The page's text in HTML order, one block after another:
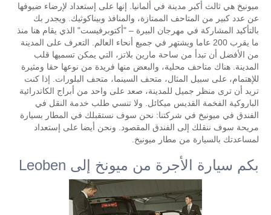
ميونيخ هي ثالث أكبر مدينة في ألمانيا. إنها على إستعداد لإرضاء ضيوفها
عن عدد كبير من المتاحف الممتازة، والمنافذ وبيناكوثيك. ويجدر بك
بالتأكيد المشاركة في مهرجان البيرة – "أكتوبرفيست" الذي يقام هنا منذ
ما يقرب 200 عاما ويشتهر في جميع أنحاء العالم. التعرف على المدينة
من الأفضل أن تبدأ من ساحة مارين بلاتز، التي يمكن تسميها قلب
المدينة. هناك متاحف محلية، والبعض منها فريدة من نوعها حقا ومثيرة
للإهتمام، على سبيل المثال، متحف السينما، متحف البلورات. إذا كنت
تريد أن ترى منظر جميل للمدينة، صعد على واحد من أبراج الكاتدرائية
الباروكية الفخمة القديس ميكائل. ولا تنسي طلب خدمة النقل في
الفندق في ميونيخ في شركتنا: نحن سوف نستقبلك في المطار بسيارة
مريحة سوف ننقلك إلى الفندق المقصود. ونحن أيضا على إستعداد
لمساعدتك بالسيارة من مطار ميونيخ.
بكم سيارة الأجرة من ميونخ إلى Leoben